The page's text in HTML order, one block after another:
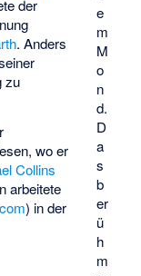
e
m
M
o
n
d.
D
a
s
b
er
ü
h
m
der
. Anders
zu
wo er
Collins
arbeitete
) in der